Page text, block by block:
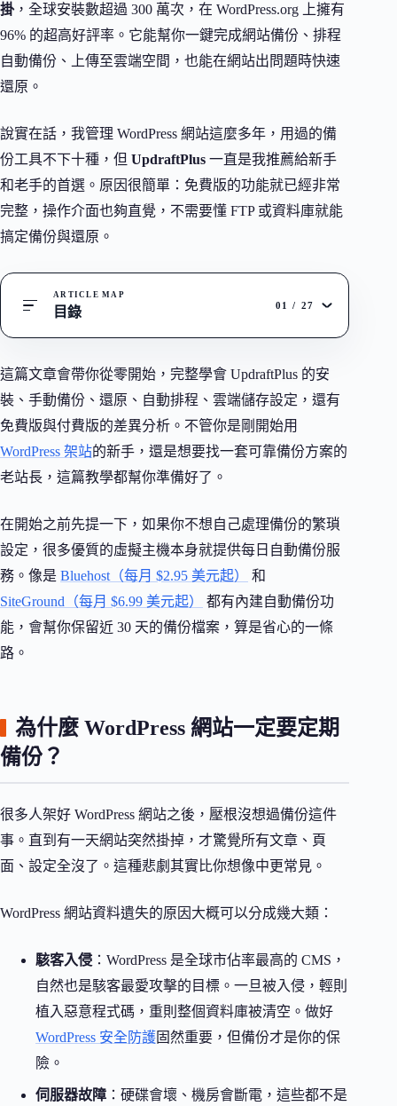
掛，全球安裝數超過 300 萬次，在 WordPress.org 上擁有
96% 的超高好評率。它能幫你一鍵完成網站備份、排程
自動備份、上傳至雲端空間，也能在網站出問題時快速
還原。
說實在話，我管理 WordPress 網站這麼多年，用過的備
份工具不下十種，但 UpdraftPlus 一直是我推薦給新手
和老手的首選。原因很簡單：免費版的功能就已經非常
完整，操作介面也夠直覺，不需要懂 FTP 或資料庫就能
搞定備份與還原。
ARTICLE MAP
目錄 01 / 27
這篇文章會帶你從零開始，完整學會 UpdraftPlus 的安
裝、手動備份、還原、自動排程、雲端儲存設定，還有
免費版與付費版的差異分析。不管你是剛開始用
WordPress 架站的新手，還是想要找一套可靠備份方案的
老站長，這篇教學都幫你準備好了。
在開始之前先提一下，如果你不想自己處理備份的繁瑣
設定，很多優質的虛擬主機本身就提供每日自動備份服
務。像是 Bluehost（每月 $2.95 美元起）
和
SiteGround（每月 $6.99 美元起）
都有內建自動備份功
能，會幫你保留近 30 天的備份檔案，算是省心的一條
路。
為什麼 WordPress 網站一定要定期
備份？
很多人架好 WordPress 網站之後，壓根沒想過備份這件
事。直到有一天網站突然掛掉，才驚覺所有文章、頁
面、設定全沒了。這種悲劇其實比你想像中更常見。
WordPress 網站資料遺失的原因大概可以分成幾大類：
駭客入侵 ：WordPress 是全球市佔率最高的 CMS，
自然也是駭客最愛攻擊的目標。一旦被入侵，輕則
植入惡意程式碼，重則整個資料庫被清空。做好
WordPress 安全防護固然重要，但備份才是你的保
險。
伺服器故障 ：硬碟會壞、機房會斷電，這些都不是